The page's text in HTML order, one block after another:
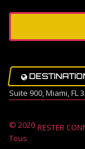
Suite 900, Miami, FL
RESTER
© 2020
Tous